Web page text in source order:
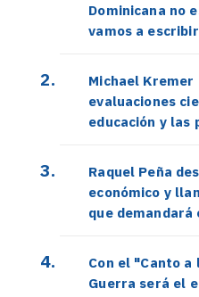
Dominicana no
vamos a
Michael
evaluaciones
educación y las
Raquel Peña
económico y
que
Con el "Canto
Guerra será el